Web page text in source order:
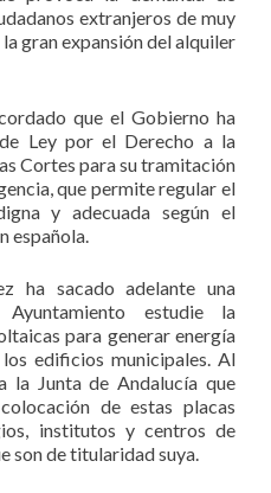
extranjeros de muy
gran expansión del alquiler
que el Gobierno ha
Ley por el Derecho a la
Cortes para su tramitación
que permite regular el
y adecuada según el
española.
ha sacado adelante una
estudie la
para generar energía
edificios municipales. Al
la Junta de Andalucía que
de estas placas
institutos y centros de
son de titularidad suya.